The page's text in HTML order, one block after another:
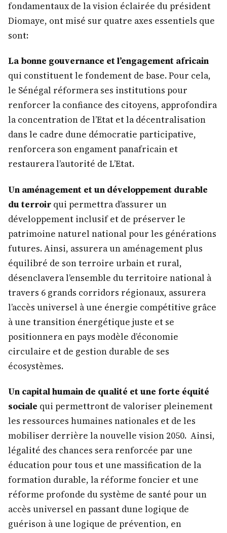
fondamentaux de la vision éclairée du président
Diomaye, ont misé sur quatre axes essentiels que
sont:
La bonne gouvernance et l’engagement africain
qui constituent le fondement de base. Pour cela,
le Sénégal réformera ses institutions pour
renforcer la confiance des citoyens, approfondira
la concentration de l’Etat et la décentralisation
dans le cadre dune démocratie participative,
renforcera son engament panafricain et
restaurera l’autorité de L’Etat.
Un aménagement et un développement durable
du terroir qui permettra d’assurer un
développement inclusif et de préserver le
patrimoine naturel national pour les générations
futures. Ainsi, assurera un aménagement plus
équilibré de son terroire urbain et rural,
désenclavera l’ensemble du territoire national à
travers 6 grands corridors régionaux, assurera
l’accès universel à une énergie compétitive grâce
à une transition énergétique juste et se
positionnera en pays modèle d’économie
circulaire et de gestion durable de ses
écosystèmes.
Un capital humain de qualité et une forte équité
sociale qui permettront de valoriser pleinement
les ressources humaines nationales et de les
mobiliser derrière la nouvelle vision 2050. Ainsi,
légalité des chances sera renforcée par une
éducation pour tous et une massification de la
formation durable, la réforme foncier et une
réforme profonde du système de santé pour un
accès universel en passant dune logique de
guérison à une logique de prévention, en